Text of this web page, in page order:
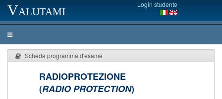
Valutami Login studente
Scheda programma d'esame
RADIOPROTEZIONE
(RADIO PROTECTION)